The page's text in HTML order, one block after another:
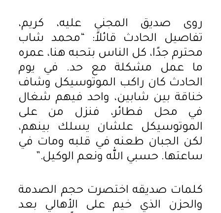
روى صديق المجني عليه، كريم،
تفاصيل الحادث قائلاً: “محمد شاب
محترم جدًا، كل الناس بتحبه هنا، عمره
ما عمل مشكلة مع حد. في يوم
الحادث كان راكب الموتوسيكل وشاف
خناقة بين شابين، واحد فيهم شغال
في محل فطائر، فنزل من على
الموتوسيكل علشان يسلك بينهم،
لكن الجبان طعنه في قلبه ومات في
ساعتها. حسبي الله ونعم الوكيل.”
كلمات صديقه اختصرت حجم الصدمة
والحزن الذي خيم على الأهالي بعد